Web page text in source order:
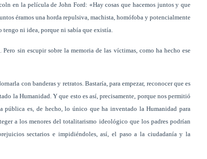
en la película de John Ford: «Hay cosas que hacemos juntos y que
éramos una horda repulsiva, machista, homófoba y potencialmente
ni idea, porque ni sabía que existía.
sin escupir sobre la memoria de las víctimas, como ha hecho ese
con banderas y retratos. Bastaría, para empezar, reconocer que es
la Humanidad. Y que esto es así, precisamente, porque nos permitió
es, de hecho, lo único que ha inventado la Humanidad para
a los menores del totalitarismo ideológico que los padres podrían
sectarios e impidiéndoles, así, el paso a la ciudadanía y la